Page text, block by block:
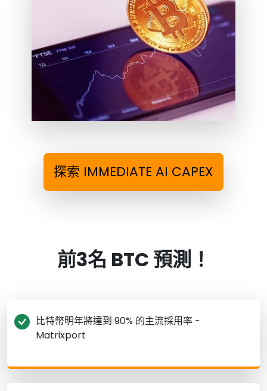
探索 IMMEDIATE AI CAPEX
前3名 BTC 預測！
比特幣明年將達到 90% 的主流採用率 -
Matrixport